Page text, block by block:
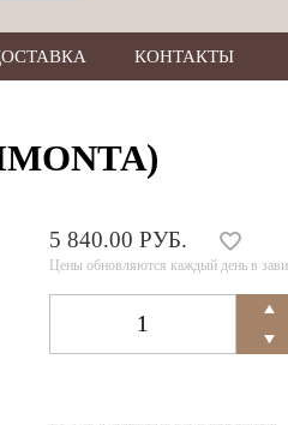
КОНТАКТЫ
5 840.00 РУБ.
Цены обновляются каждый день в